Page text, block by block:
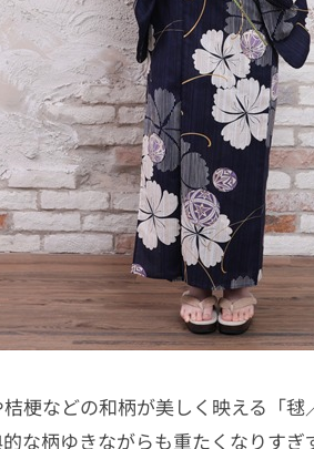
梗などの和柄が美しく映える「
な柄ゆきながらも重たくなりすぎ